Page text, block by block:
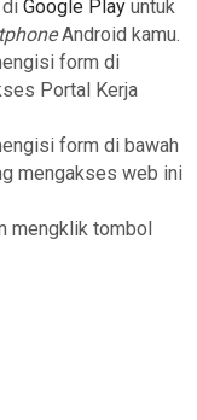
Google Playuntuk
Android kamu.
form di
Portal Kerja
form di bawah
mengakses web ini
mengklik tombol